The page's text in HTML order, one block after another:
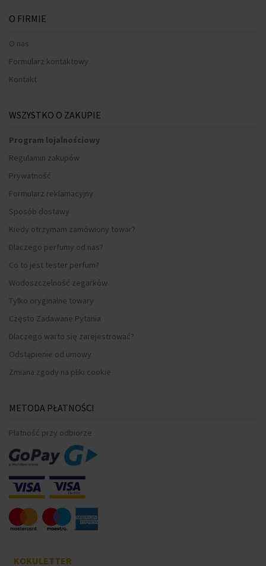
O FIRMIE
O nas
Formularz kontaktowy
Kontakt
WSZYSTKO O ZAKUPIE
Program lojalnościowy
Regulamin zakupów
Prywatność
Formularz reklamacyjny
Sposób dostawy
Kiedy otrzymam zamówiony towar?
Dlaczego perfumy od nas?
Co to jest tester perfum?
Wodoszczelność zegarków
Tylko oryginalne towary
Często Zadawane Pytania
Dlaczego warto się zarejestrować?
Odstąpienie od umowy
Zmiana zgody na pliki cookie
METODA PŁATNOŚCI
Płatność przy odbiorze
KOKULETTER